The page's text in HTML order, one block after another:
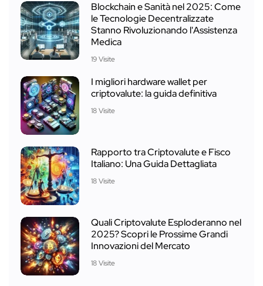
Blockchain e Sanità nel 2025: Come
le Tecnologie Decentralizzate
Stanno Rivoluzionando l'Assistenza
Medica
19 Visite
I migliori hardware wallet per
criptovalute: la guida definitiva
18 Visite
Rapporto tra Criptovalute e Fisco
Italiano: Una Guida Dettagliata
18 Visite
Quali Criptovalute Esploderanno nel
2025? Scopri le Prossime Grandi
Innovazioni del Mercato
18 Visite